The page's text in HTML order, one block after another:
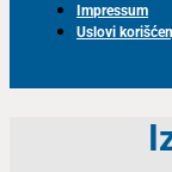
Impressum
Uslovi